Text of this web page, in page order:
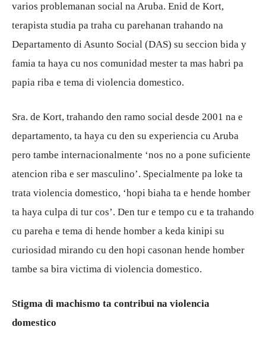
varios problemanan social na Aruba. Enid de Kort,
terapista studia pa traha cu parehanan trahando na
Departamento di Asunto Social (DAS) su seccion bida y
famia ta haya cu nos comunidad mester ta mas habri pa
papia riba e tema di violencia domestico.
Sra. de Kort, trahando den ramo social desde 2001 na e
departamento, ta haya cu den su experiencia cu Aruba
pero tambe internacionalmente ‘nos no a pone suficiente
atencion riba e ser masculino’. Specialmente pa loke ta
trata violencia domestico, ‘hopi biaha ta e hende homber
ta haya culpa di tur cos’. Den tur e tempo cu e ta trahando
cu pareha e tema di hende homber a keda kinipi su
curiosidad mirando cu den hopi casonan hende homber
tambe sa bira victima di violencia domestico.
Stigma di machismo ta contribui na violencia
domestico